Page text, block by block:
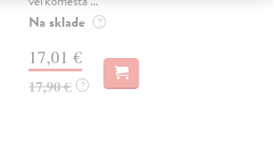
Na sklade ?
17,01 €
17,90 € ?